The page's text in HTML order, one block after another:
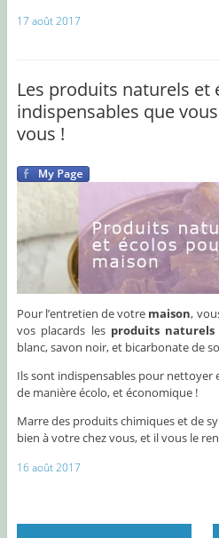
17 août 2017
Les produits naturels et
indispensables que
vous !
Pour l’entretien de votre maison,
vos placards les produits naturels
blanc, savon noir, et bicarbonate de
Ils sont indispensables pour nettoyer
de manière écolo, et économique !
Marre des produits chimiques et de
bien à votre chez vous, et il vous le
16 août 2017